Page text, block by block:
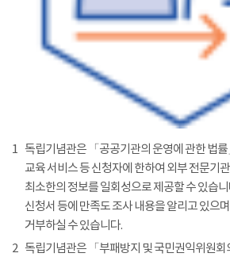
1 독립기념관은 「공공기관의 운영에 관한 법
교육 서비스 등 신청자에 한하여 외부 전문기
최소한의 정보를 일회성으로 제공할 수 있습
신청서 등에 만족도 조사 내용을 알리고 있으
거부하실 수 있습니다.
2 독립기념관은 「부패방지 및 국민권익위원회